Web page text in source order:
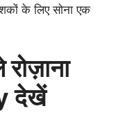
के लिए सोना एक
देखें